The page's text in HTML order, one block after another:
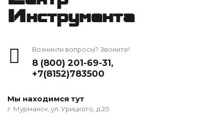
Инструмента
Возникли вопросы? Звоните!
8 (800) 201-69-31,
+7(8152)783500
Мы находимся тут
г. Мурманск, ул. Урицкого, д 20